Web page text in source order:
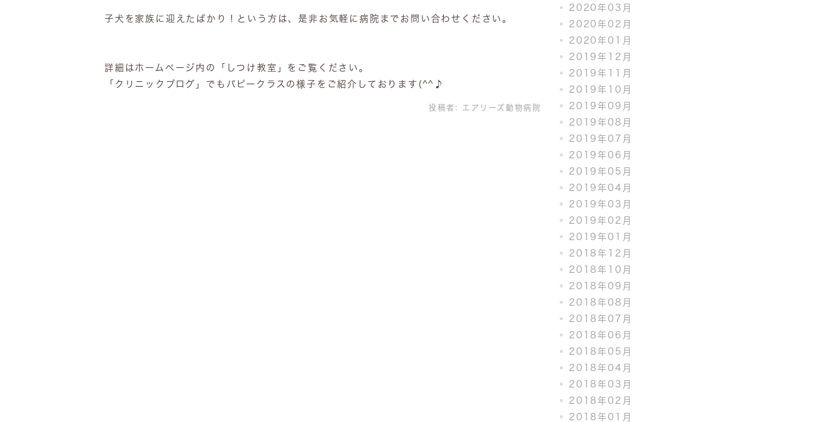
子犬を家族に迎えたばかり！という方は、是非お気軽に病院までお問い合わせください。
詳細はホームページ内の「しつけ教室」をご覧ください。
「クリニックブログ」でもパピークラスの様子をご紹介しております(^^♪
投稿者: エアリーズ動物病院
2020年03月
2020年02月
2020年01月
2019年12月
2019年11月
2019年10月
2019年09月
2019年08月
2019年07月
2019年06月
2019年05月
2019年04月
2019年03月
2019年02月
2019年01月
2018年12月
2018年10月
2018年09月
2018年08月
2018年07月
2018年06月
2018年05月
2018年04月
2018年03月
2018年02月
2018年01月